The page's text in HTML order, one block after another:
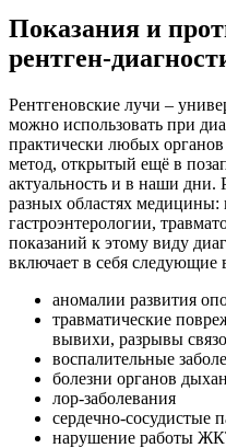
Показания и
рентген-
Рентгеновские лучи –
можно использовать при
практически любых
метод, открытый ещё в
актуальность и в наши дни.
разных областях медицины:
гастроэнтерологии,
показаний к этому виду
включает в себя следующие
аномалии развития
травматические
вывихи, разрывы
воспалительные
болезни органов
лор-заболевания
сердечно-сосудистые
нарушение работы